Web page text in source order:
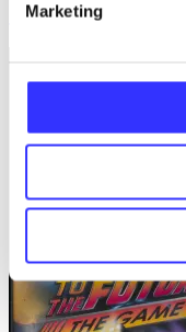
Marketing
Just dance 2016